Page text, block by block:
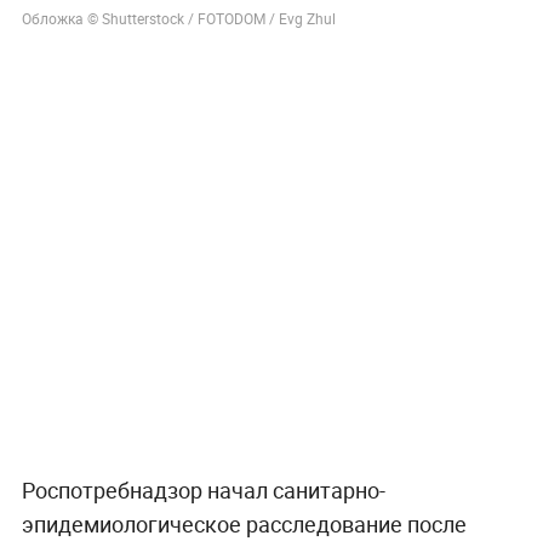
Обложка © Shutterstock / FOTODOM / Evg Zhul
Роспотребнадзор начал санитарно-
эпидемиологическое расследование после